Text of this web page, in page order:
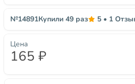
№14891Купили 49 раз 5 • 1
Цена
165 ₽